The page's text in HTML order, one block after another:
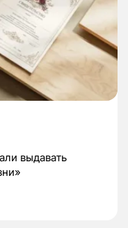
выдавать